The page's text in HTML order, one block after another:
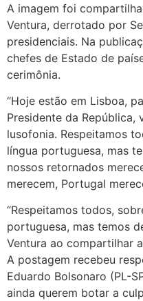
A imagem foi
Ventura, derrotado por
presidenciais. Na
chefes de Estado de
cerimônia.
“Hoje estão em Lisboa,
Presidente da República,
lusofonia. Respeitamos
língua portuguesa, mas
nossos retornados
merecem, Portugal
“Respeitamos todos,
portuguesa, mas temos
Ventura ao compartilhar
A postagem recebeu
Eduardo Bolsonaro (PL-
ainda querem botar a